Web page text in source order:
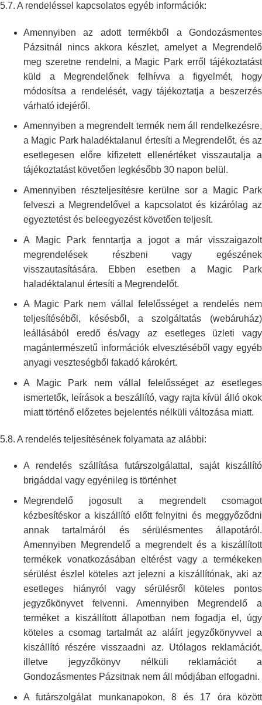
5.7. A rendeléssel kapcsolatos egyéb információk:
Amennyiben az adott termékből a Gondozásmentes
Pázsitnál nincs akkora készlet, amelyet a Megrendelő
meg szeretne rendelni, a Magic Park erről
tájékoztatást
küld a Megrendelőnek felhívva a figyelmét, hogy
módosítsa a rendelését, vagy tájékoztatja a beszerzés
várható idejéről.
Amennyiben a megrendelt termék nem áll rendelkezésre,
a Magic Parkhaladéktalanul értesíti a Megrendelőt, és az
esetlegesen előre kifizetettellenértéket visszautalja a
tájékoztatást követően legkésőbb 30 napon belül.
Amennyiben részteljesítésre kerülne sor a Magic Park
felveszi a Megrendelővel a kapcsolatot és kizárólag az
egyeztetést és beleegyezéstkövetően teljesít.
A Magic Park fenntartja a jogot a már visszaigazolt
megrendelések részbeni vagy egészének
visszautasítására. Ebben esetben a Magic Park
haladéktalanul értesíti a Megrendelőt.
A Magic Park nem vállal felelősséget a rendelés nem
teljesítéséből, késésből, a szolgáltatás (webáruház)
leállásából eredő és/vagy az esetlegesüzleti vagy
magántermészetű információk elvesztéséből vagy egyéb
anyagi veszteségből fakadó károkért.
A Magic Park nem vállal felelősséget az esetleges
ismertetők, leírások a beszállító, vagy rajta kívül álló okok
miatt történő előzetes bejelentés nélküli változása miatt.
5.8. A rendelés teljesítésének folyamata az alábbi:
A rendelés szállítása futárszolgálattal, saját kiszállító
brigáddal vagy egyénileg is történhet
Megrendelő jogosult a megrendelt csomagot
kézbesítéskor a kiszállítóelőtt felnyitni és meggyőződni
annak tartalmáról és sérülésmentesállapotáról.
Amennyiben Megrendelő a megrendelt és a kiszállított
termékek vonatkozásában eltérést vagy a termékeken
sérülést észlel köteles aztjelezni a kiszállítónak, aki az
esetleges hiányról vagy sérülésről köteles pontos
jegyzőkönyvet felvenni. Amennyiben Megrendelő a
terméket a kiszállított állapotban nem fogadja el, úgy
köteles a csomag tartalmát az aláírt jegyzőkönyvvel a
kiszállító részére visszaadni az. Utólagosreklamációt,
illetve jegyzőkönyv nélküli reklamációt a
Gondozásmentes Pázsitnak nem áll módjában elfogadni.
A futárszolgálat munkanapokon, 8 és 17 óra között